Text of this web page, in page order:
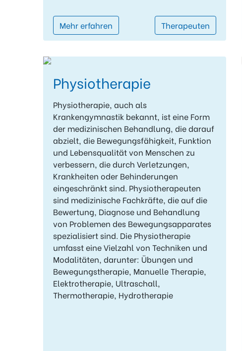
Mehr erfahren Therapeuten
Physiotherapie
Physiotherapie, auch als
Krankengymnastik bekannt, ist eine Form
der medizinischen Behandlung, die darauf
abzielt, die Bewegungsfähigkeit, Funktion
und Lebensqualität von Menschen zu
verbessern, die durch Verletzungen,
Krankheiten oder Behinderungen
eingeschränkt sind. Physiotherapeuten
sind medizinische Fachkräfte, die auf die
Bewertung, Diagnose und Behandlung
von Problemen des Bewegungsapparates
spezialisiert sind. Die Physiotherapie
umfasst eine Vielzahl von Techniken und
Modalitäten, darunter: Übungen und
Bewegungstherapie, Manuelle Therapie,
Elektrotherapie, Ultraschall,
Thermotherapie, Hydrotherapie